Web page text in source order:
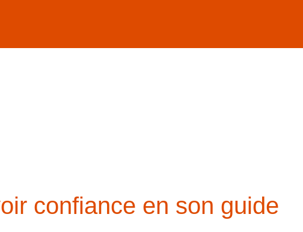
confiance en son guide